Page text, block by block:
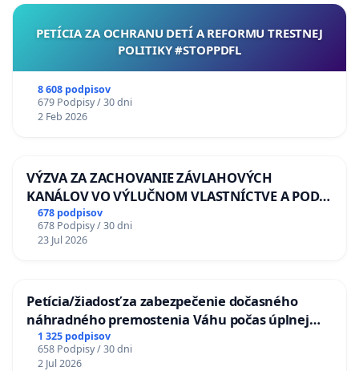
PETÍCIA ZA OCHRANU DETÍ A REFORMU TRESTNEJ
POLITIKY #STOPPDFL
8 608 podpisov
679 Podpisy / 30 dni
2 Feb 2026
VÝZVA ZA ZACHOVANIE ZÁVLAHOVÝCH
KANÁLOV VO VÝLUČNOM VLASTNÍCTVE A POD
KONTROLOU SLOVENSKEJ REPUBLIKY & žiadosť
na riešenie zanedbaného stavu závlahových a
odvodňovacích kanálov na Slovensku
678 podpisov
678 Podpisy / 30 dni
23 Jul 2026
Petícia/žiadosť za zabezpečenie dočasného
náhradného premostenia Váhu počas úplnej
uzávery Vážskeho mosta v Komárne
1 325 podpisov
658 Podpisy / 30 dni
2 Jul 2026